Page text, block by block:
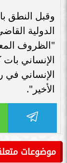
وقبل النطق
الدولية
"الظروف
الإنساني
الإنساني في
الأخير".
موضوعات